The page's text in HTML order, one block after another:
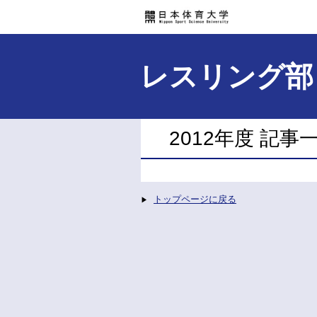
レスリング部
2012年度 記事
トップページに戻る